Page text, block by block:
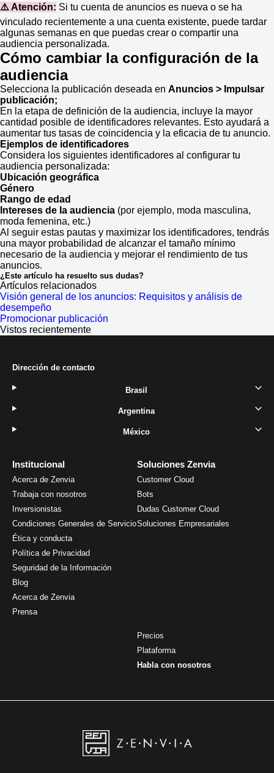
⚠️ Atención: Si tu cuenta de anuncios es nueva o se ha
vinculado recientemente a una cuenta existente, puede tardar
algunas semanas en que puedas crear o compartir una
audiencia personalizada.
Cómo cambiar la configuración de la
audiencia
Selecciona la publicación deseada en Anuncios > Impulsar
publicación;
En la etapa de definición de la audiencia, incluye la mayor
cantidad posible de identificadores relevantes. Esto ayudará a
aumentar tus tasas de coincidencia y la eficacia de tu anuncio.
Ejemplos de identificadores
Considera los siguientes identificadores al configurar tu
audiencia personalizada:
Ubicación geográfica
Género
Rango de edad
Intereses de la audiencia (por ejemplo, moda masculina,
moda femenina, etc.)
Al seguir estas pautas y maximizar los identificadores, tendrás
una mayor probabilidad de alcanzar el tamaño mínimo
necesario de la audiencia y mejorar el rendimiento de tus
anuncios.
¿Este artículo ha resuelto sus dudas?
Artículos relacionados
Visión general de los anuncios: Requisitos y análisis de
desempeño
Promocionar publicación
Vistos recientemente
Institucional
Acerca de Zenvia
Trabaja con nosotros
Inversionistas
Condiciones Generales de Servicio
Ética y conducta
Política de Privacidad
Seguridad de la Información
Blog
Acerca de Zenvia
Prensa
Soluciones Zenvia
Customer Cloud
Bots
Dudas Customer Cloud
Soluciones Empresariales
Precios
Plataforma
Habla con nosotros
Dirección de contacto
Brasil
Argentina
México